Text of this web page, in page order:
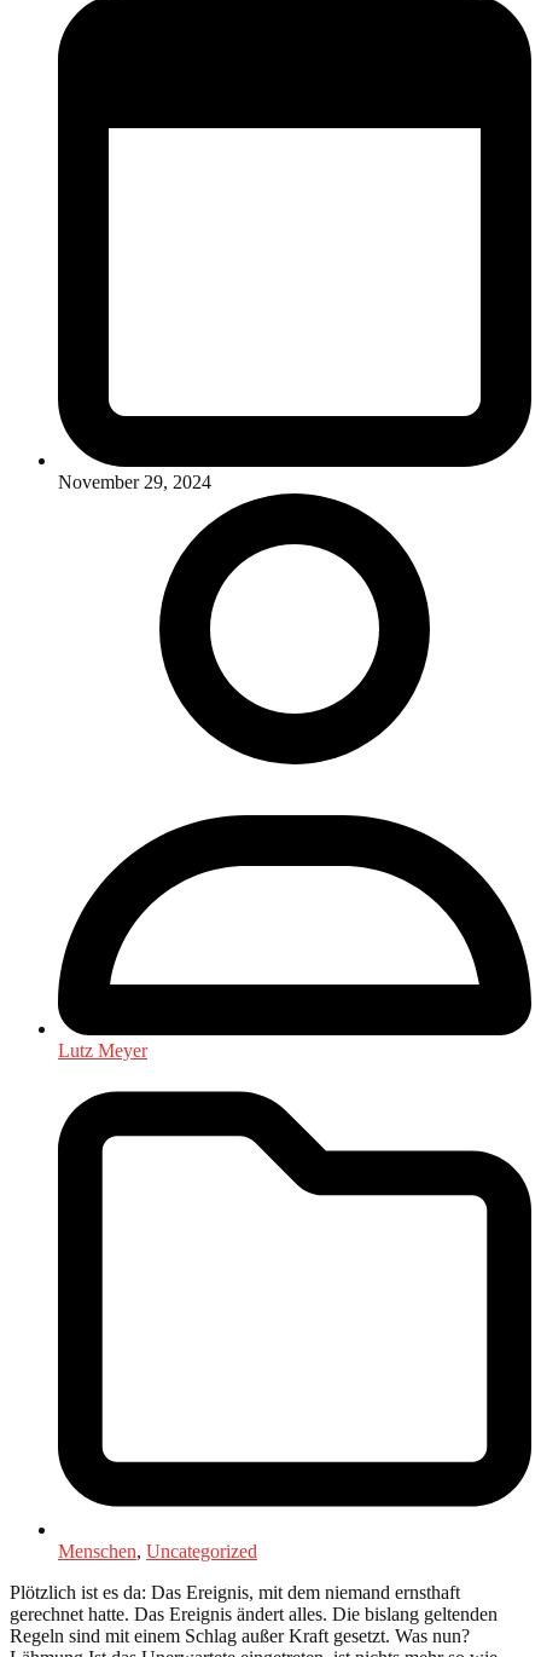
November 29, 2024
Lutz Meyer
Menschen, Uncategorized
Plötzlich ist es da: Das Ereignis, mit dem niemand ernsthaft
gerechnet hatte. Das Ereignis ändert alles. Die bislang geltenden
Regeln sind mit einem Schlag außer Kraft gesetzt. Was nun?